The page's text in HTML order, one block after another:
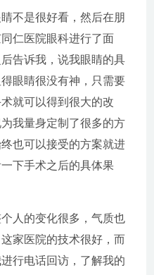
不是很好看，然后在朋
仁医院眼科进行了面
告诉我，说我眼睛的具
眼睛很没有神，只需要
就可以得到很大的改
我量身定制了很多的方
也可以接受的方案就进
下手术之后的具体果
人的变化很多，气质也
家医院的技术很好，而
行电话回访，了解我的